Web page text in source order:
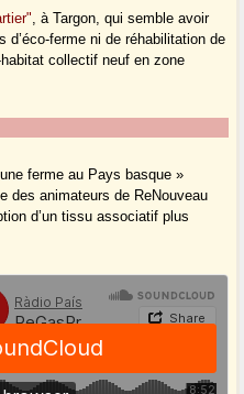
, à Targon, qui semble avoir
d’éco-ferme ni de réhabilitation de
collectif neuf en zone
ferme au Pays basque »
des animateurs de ReNouveau
d’un tissu associatif plus